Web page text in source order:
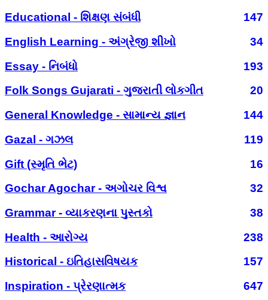
Educational - શિક્ષણ સંબંધી
147
English Learning - અંગ્રેજી શીખો
34
Essay - નિબંધો
193
Folk Songs Gujarati - ગુજરાતી લોકગીત
20
General Knowledge - સામાન્ય જ્ઞાન
144
Gazal - ગઝલ
119
Gift (સ્મૃતિ ભેટ)
16
Gochar Agochar - અગોચર વિશ્વ
32
Grammar - વ્યાકરણના પુસ્તકો
38
Health - આરોગ્ય
238
Historical - ઇતિહાસવિષયક
157
Inspiration - પ્રેરણાત્મક
647